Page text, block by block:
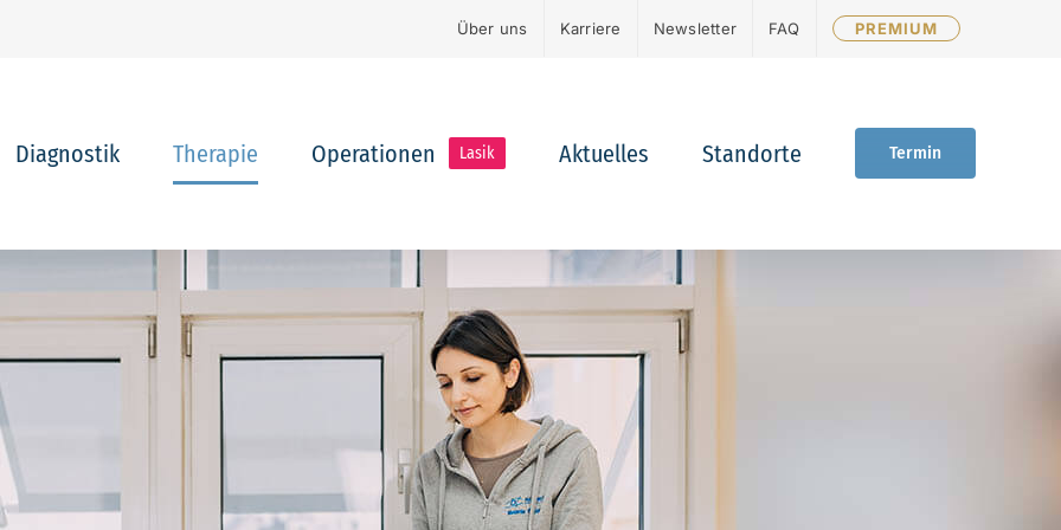
Über uns Karriere Newsletter FAQ PREMIUM
Diagnostik Therapie Operationen Lasik Aktuelles Standorte Termin